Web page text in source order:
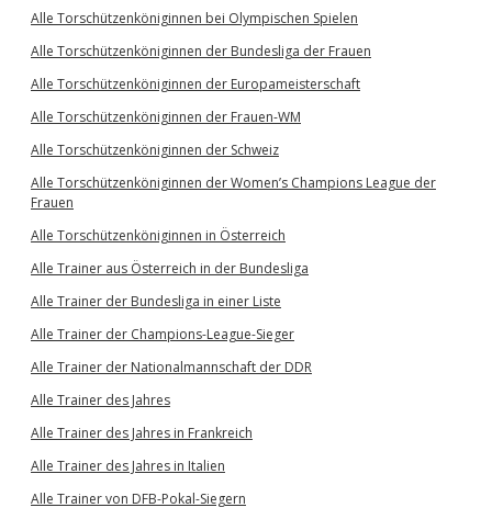
Alle Torschützenköniginnen bei Olympischen Spielen
Alle Torschützenköniginnen der Bundesliga der Frauen
Alle Torschützenköniginnen der Europameisterschaft
Alle Torschützenköniginnen der Frauen-WM
Alle Torschützenköniginnen der Schweiz
Alle Torschützenköniginnen der Women’s Champions League der
Frauen
Alle Torschützenköniginnen in Österreich
Alle Trainer aus Österreich in der Bundesliga
Alle Trainer der Bundesliga in einer Liste
Alle Trainer der Champions-League-Sieger
Alle Trainer der Nationalmannschaft der DDR
Alle Trainer des Jahres
Alle Trainer des Jahres in Frankreich
Alle Trainer des Jahres in Italien
Alle Trainer von DFB-Pokal-Siegern